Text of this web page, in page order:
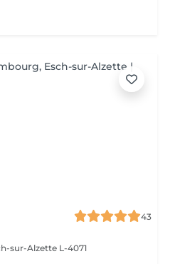
43
sur-Alzette L-4071